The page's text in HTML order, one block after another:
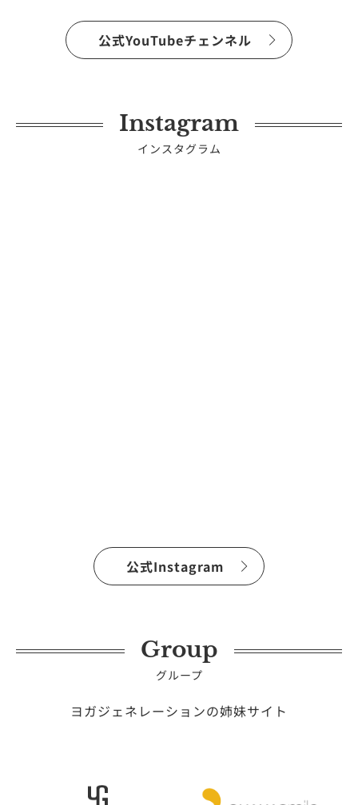
公式YouTubeチェンネル
Instagram
インスタグラム
公式Instagram
Group
グループ
ヨガジェネレーションの姉妹サイト